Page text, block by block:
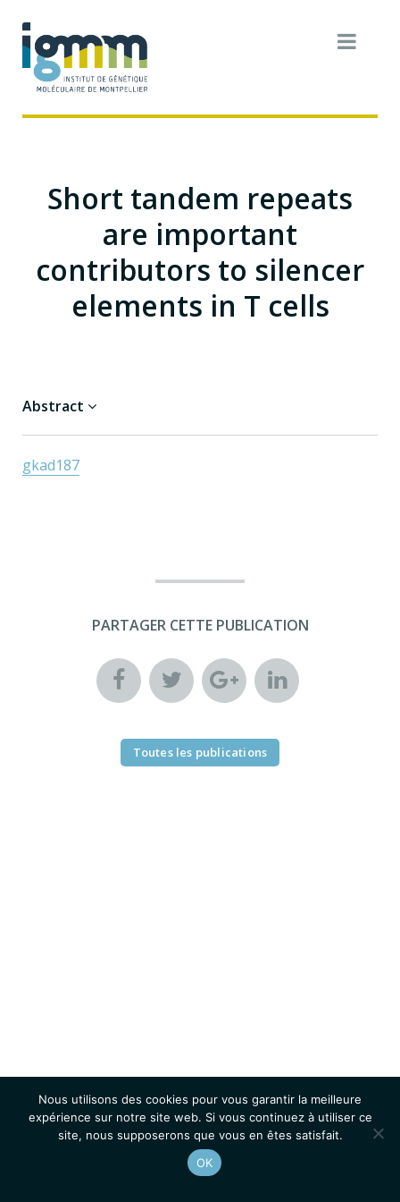
Short tandem repeats
are important
contributors to silencer
elements in T cells
Abstract
gkad187
PARTAGER CETTE PUBLICATION
Toutes les publications
Nous utilisons des cookies pour vous garantir la meilleure
expérience sur notre site web. Si vous continuez à utiliser ce
site, nous supposerons que vous en êtes satisfait.
OK